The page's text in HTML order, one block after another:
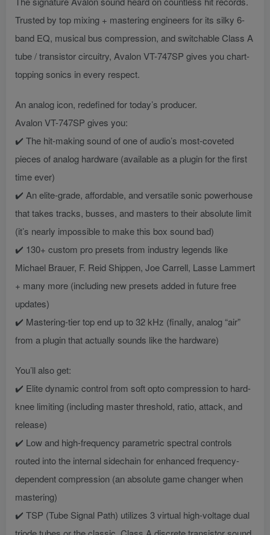
Trusted by top mixing + mastering engineers for its silky 6-
band EQ, musical bus compression, and switchable Class A
tube / transistor circuitry, Avalon VT-747SP gives you chart-
topping sonics in every respect.
An analog icon, redefined for today’s producer.
Avalon VT-747SP gives you:
✔️ The hit-making sound of one of audio’s most-coveted
pieces of analog hardware (available as a plugin for the first
time ever)
✔️ An elite-grade, affordable, and versatile sonic powerhouse
that takes tracks, busses, and masters to their absolute limit
(it’s nearly impossible to make this box sound bad)
✔️ 130+ custom pro presets from industry legends like
Michael Brauer, F. Reid Shippen, Joe Carrell, Lasse Lammert
+ many more (including new presets added in future free
updates)
✔️ Mastering-tier top end up to 32 kHz (finally, analog “air”
from a plugin that actually sounds like the hardware)
You’ll also get:
✔️ Elite dynamic control from soft opto compression to hard-
knee limiting (including master threshold, ratio, attack, and
release)
✔️ Low and high-frequency parametric spectral controls
routed into the internal sidechain for enhanced frequency-
dependent compression (an absolute game changer when
mastering)
✔️ TSP (Tube Signal Path) utilizes 3 virtual high-voltage dual